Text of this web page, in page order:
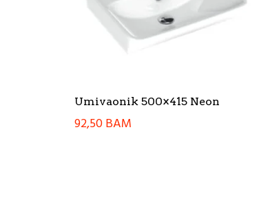
Umivaonik 500×415 Neon
92,50BAM